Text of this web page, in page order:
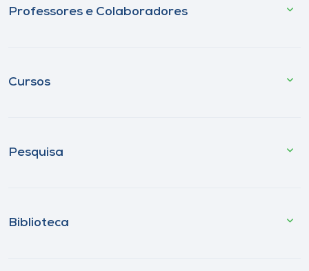
Professores e Colaboradores
Cursos
Pesquisa
Biblioteca